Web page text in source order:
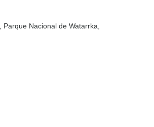
, Parque Nacional de Watarrka